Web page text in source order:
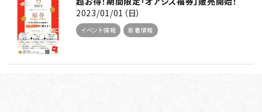
2023/01/01（日）
イベント情報 新着情報